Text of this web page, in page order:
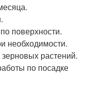
поверхности.
необходимости.
растений.
по посадке